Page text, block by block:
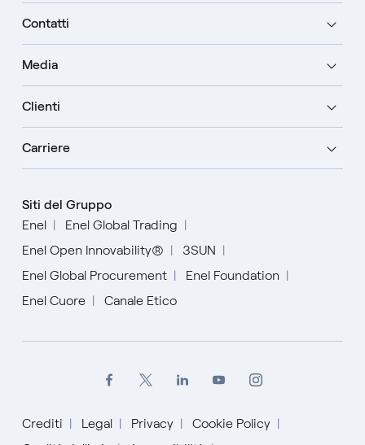
Contatti
Media
Clienti
Carriere
Siti del Gruppo
Enel
Enel Global Trading
Enel Open Innovability®
3SUN
Enel Global Procurement
Enel Foundation
Enel Cuore
Canale Etico
Crediti Legal Privacy
Cookie Policy